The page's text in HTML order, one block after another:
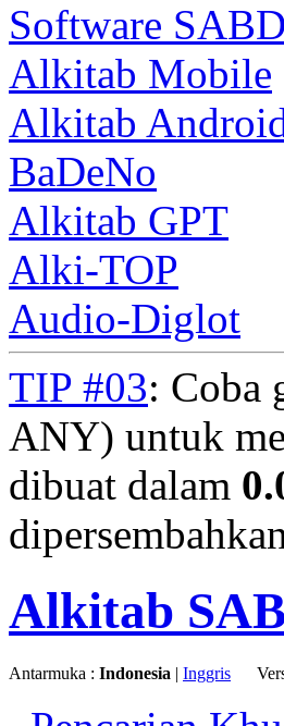
Software
Alkitab Mobile
Alkitab
BaDeNo
Alkitab GPT
Alki-TOP
Audio-Diglot
TIP #03: Coba
ANY) untuk
dibuat dalam
Alkitab
Antarmuka : Indonesia | Inggris